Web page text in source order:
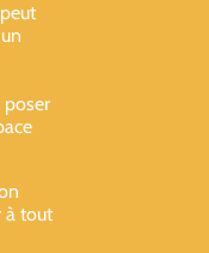
poser
à tout